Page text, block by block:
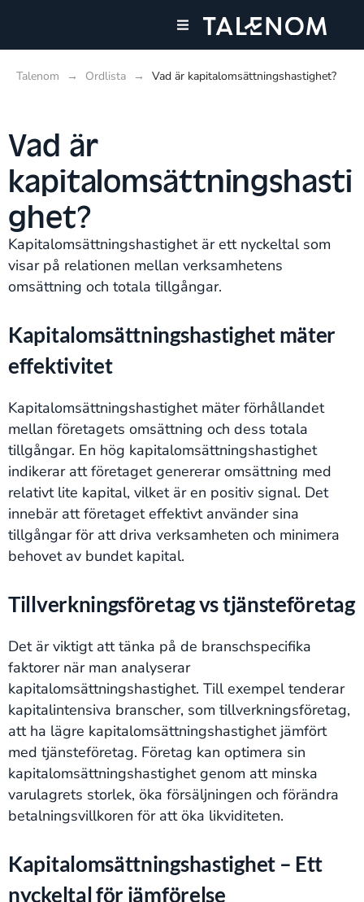
Talenom → Ordlista → Vad är kapitalomsättningshastighet?
Vad är
kapitalomsättningshasti
ghet?
Kapitalomsättningshastighet är ett nyckeltal som
visar på relationen mellan verksamhetens
omsättning och totala tillgångar.
Kapitalomsättningshastighet mäter
effektivitet
Kapitalomsättningshastighet mäter förhållandet
mellan företagets omsättning och dess totala
tillgångar. En hög kapitalomsättningshastighet
indikerar att företaget genererar omsättning med
relativt lite kapital, vilket är en positiv signal. Det
innebär att företaget effektivt använder sina
tillgångar för att driva verksamheten och minimera
behovet av bundet kapital.
Tillverkningsföretag vs tjänsteföretag
Det är viktigt att tänka på de branschspecifika
faktorer när man analyserar
kapitalomsättningshastighet. Till exempel tenderar
kapitalintensiva branscher, som tillverkningsföretag,
att ha lägre kapitalomsättningshastighet jämfört
med tjänsteföretag. Företag kan optimera sin
kapitalomsättningshastighet genom att minska
varulagrets storlek, öka försäljningen och förändra
betalningsvillkoren för att öka likviditeten.
Kapitalomsättningshastighet – Ett
nyckeltal för jämförelse